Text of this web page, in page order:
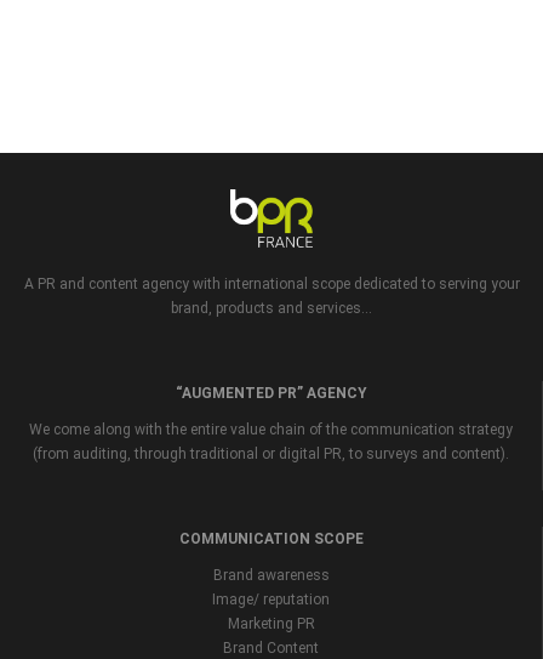
A PR and content agency with international scope dedicated to serving your
brand, products and services...
“AUGMENTED PR” AGENCY
We come along with the entire value chain of the communication strategy
(from auditing, through traditional or digital PR, to surveys and content).
COMMUNICATION SCOPE
Brand awareness
Image/ reputation
Marketing PR
Brand Content